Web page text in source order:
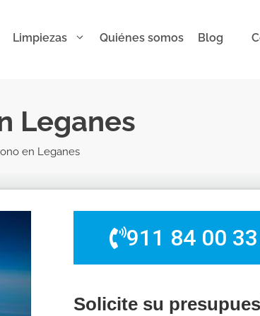
Limpiezas Quiénes somos Blog
Leganes
en Leganes
911 84 00 33
Solicite su